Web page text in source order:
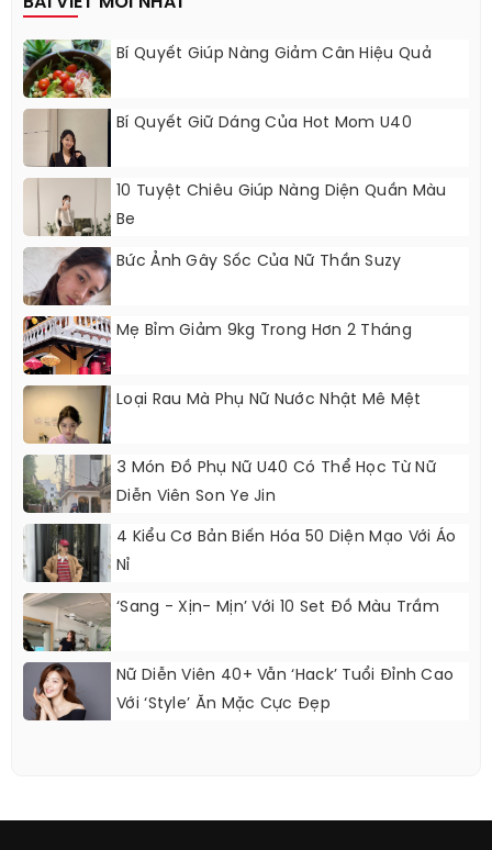
Bí Quyết Giúp Nàng Giảm Cân Hiệu Quả
Bí Quyết Giữ Dáng Của Hot Mom U40
10 Tuyệt Chiêu Giúp Nàng Diện Quần Màu
Be
Bức Ảnh Gây Sốc Của Nữ Thần Suzy
Mẹ Bỉm Giảm 9kg Trong Hơn 2 Tháng
Loại Rau Mà Phụ Nữ Nước Nhật Mê Mệt
3 Món Đồ Phụ Nữ U40 Có Thể Học Từ Nữ
Diễn Viên Son Ye Jin
4 Kiểu Cơ Bản Biến Hóa 50 Diện Mạo Với Áo
Nỉ
‘Sang - Xịn- Mịn’ Với 10 Set Đồ Màu Trầm
Nữ Diễn Viên 40+ Vẫn ‘hack’ Tuổi Đỉnh Cao
Với ‘style’ Ăn Mặc Cực Đẹp